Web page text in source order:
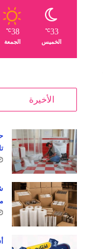
33
℃
الخميس
38
℃
الجمعة
الأخيرة